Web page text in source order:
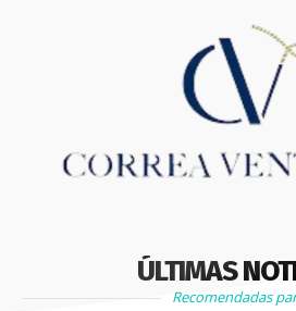
ÚLTIMAS
Recomendadas